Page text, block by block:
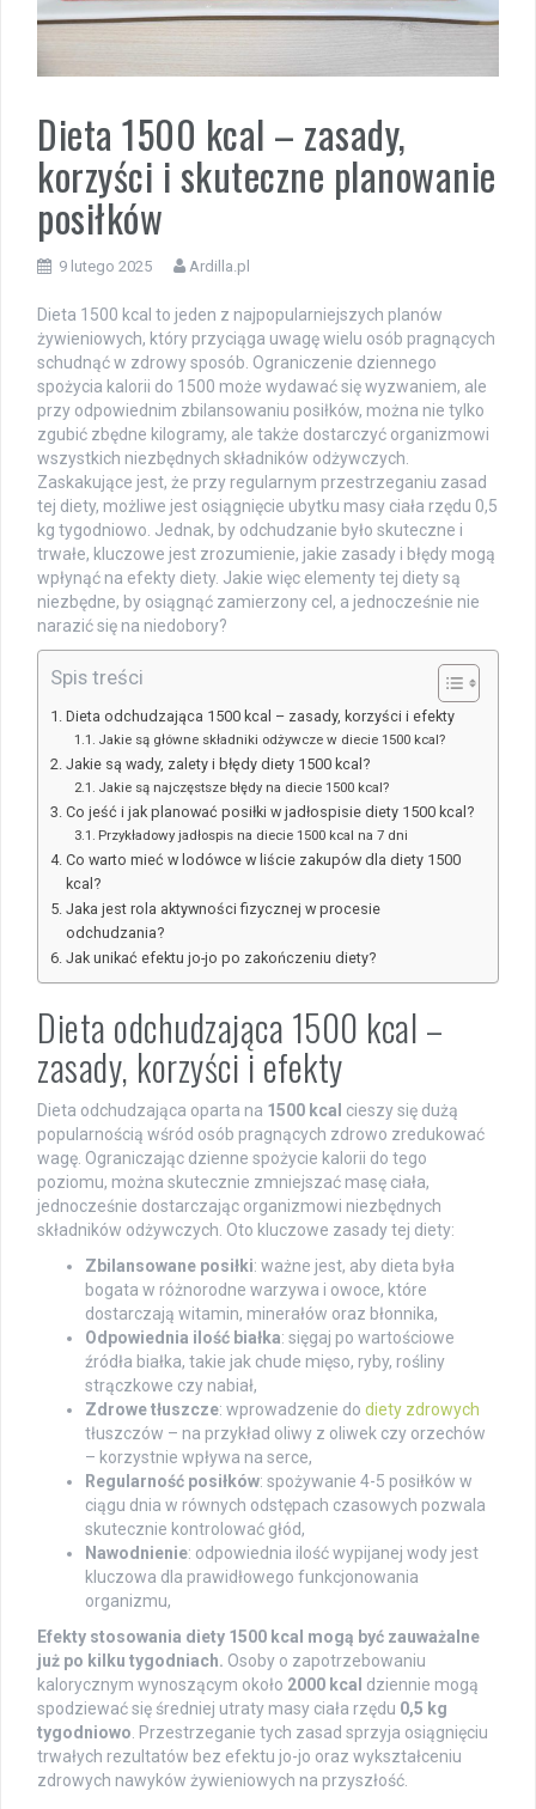
Dieta 1500 kcal – zasady,
korzyści i skuteczne planowanie
posiłków
9 lutego 2025 Ardilla.pl
Dieta 1500 kcal to jeden z najpopularniejszych planów
żywieniowych, który przyciąga uwagę wielu osób pragnących
schudnąć w zdrowy sposób. Ograniczenie dziennego
spożycia kalorii do 1500 może wydawać się wyzwaniem, ale
przy odpowiednim zbilansowaniu posiłków, można nie tylko
zgubić zbędne kilogramy, ale także dostarczyć organizmowi
wszystkich niezbędnych składników odżywczych.
Zaskakujące jest, że przy regularnym przestrzeganiu zasad
tej diety, możliwe jest osiągnięcie ubytku masy ciała rzędu 0,5
kg tygodniowo. Jednak, by odchudzanie było skuteczne i
trwałe, kluczowe jest zrozumienie, jakie zasady i błędy mogą
wpłynąć na efekty diety. Jakie więc elementy tej diety są
niezbędne, by osiągnąć zamierzony cel, a jednocześnie nie
narazić się na niedobory?
Spis treści
Dieta odchudzająca 1500 kcal – zasady, korzyści i efekty
Jakie są główne składniki odżywcze w diecie 1500 kcal?
Jakie są wady, zalety i błędy diety 1500 kcal?
Jakie są najczęstsze błędy na diecie 1500 kcal?
Co jeść i jak planować posiłki w jadłospisie diety 1500 kcal?
Przykładowy jadłospis na diecie 1500 kcal na 7 dni
Co warto mieć w lodówce w liście zakupów dla diety 1500
kcal?
Jaka jest rola aktywności fizycznej w procesie
odchudzania?
Jak unikać efektu jo-jo po zakończeniu diety?
Dieta odchudzająca 1500 kcal –
zasady, korzyści i efekty
Dieta odchudzająca oparta na 1500 kcal cieszy się dużą
popularnością wśród osób pragnących zdrowo zredukować
wagę. Ograniczając dzienne spożycie kalorii do tego
poziomu, można skutecznie zmniejszać masę ciała,
jednocześnie dostarczając organizmowi niezbędnych
składników odżywczych. Oto kluczowe zasady tej diety:
Zbilansowane posiłki: ważne jest, aby dieta była
bogata w różnorodne warzywa i owoce, które
dostarczają witamin, minerałów oraz błonnika,
Odpowiednia ilość białka: sięgaj po wartościowe
źródła białka, takie jak chude mięso, ryby, rośliny
strączkowe czy nabiał,
Zdrowe tłuszcze: wprowadzenie do diety zdrowych
tłuszczów – na przykład oliwy z oliwek czy orzechów
– korzystnie wpływa na serce,
Regularność posiłków: spożywanie 4-5 posiłków w
ciągu dnia w równych odstępach czasowych pozwala
skutecznie kontrolować głód,
Nawodnienie: odpowiednia ilość wypijanej wody jest
kluczowa dla prawidłowego funkcjonowania
organizmu,
Efekty stosowania diety 1500 kcal mogą być zauważalne
już po kilku tygodniach. Osoby o zapotrzebowaniu
kalorycznym wynoszącym około 2000 kcal dziennie mogą
spodziewać się średniej utraty masy ciała rzędu 0,5 kg
tygodniowo. Przestrzeganie tych zasad sprzyja osiągnięciu
trwałych rezultatów bez efektu jo-jo oraz wykształceniu
zdrowych nawyków żywieniowych na przyszłość.